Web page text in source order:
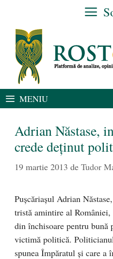
conținut
MENIU
Adrian Năstase,
crede deţinut
19 martie 2013 de Tudor
Puşcăriaşul Adrian
tristă amintire al
din închisoare pentru bună
victimă politică.
spunea Împăratul şi care a